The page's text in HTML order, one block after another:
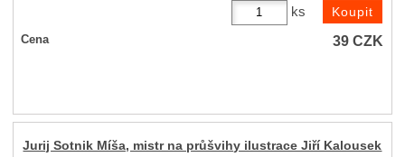
ks
Cena 39CZK
Jurij Sotnik Míša, mistr na průšvihy ilustrace Jiří Kalousek